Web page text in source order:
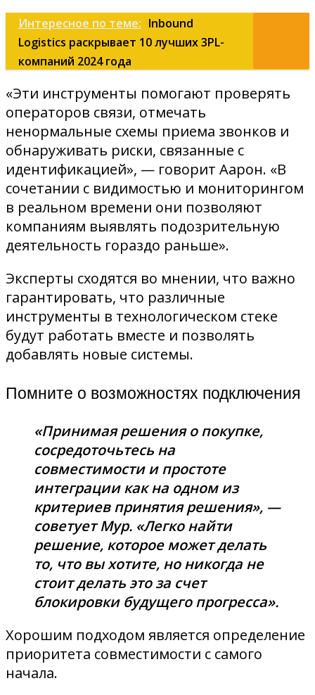
Интересное по теме: Inbound
Logistics раскрывает 10 лучших 3PL-
компаний 2024 года
«Эти инструменты помогают проверять
операторов связи, отмечать
ненормальные схемы приема звонков и
обнаруживать риски, связанные с
идентификацией», — говорит Аарон. «В
сочетании с видимостью и мониторингом
в реальном времени они позволяют
компаниям выявлять подозрительную
деятельность гораздо раньше».
Эксперты сходятся во мнении, что важно
гарантировать, что различные
инструменты в технологическом стеке
будут работать вместе и позволять
добавлять новые системы.
Помните о возможностях подключения
«Принимая решения о покупке,
сосредоточьтесь на
совместимости и простоте
интеграции как на одном из
критериев принятия решения», —
советует Мур. «Легко найти
решение, которое может делать
то, что вы хотите, но никогда не
стоит делать это за счет
блокировки будущего прогресса».
Хорошим подходом является определение
приоритета совместимости с самого
начала.